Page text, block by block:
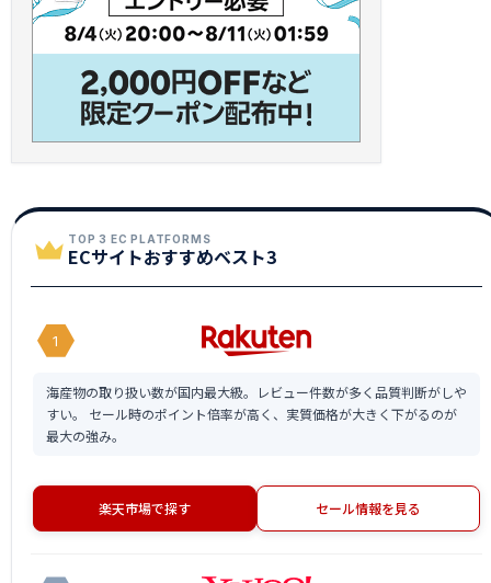
TOP 3 EC PLATFORMS
ECサイトおすすめベスト3
1
海産物の取り扱い数が国内最大級。レビュー件数が多く品質判断がしや
すい。 セール時のポイント倍率が高く、実質価格が大きく下がるのが
最大の強み。
楽天市場で探す セール情報を見る